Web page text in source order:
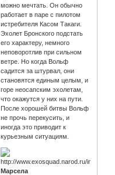
можно мечтать. Он обычно
работает в паре с пилотом
истребителя Касом Такаги.
Эхолет Бронского подстать
его характеру, немного
неповоротлив при сильном
ветре. Но когда Вольф
садится за штурвал, они
становятся единым целым, и
горе неосапским эхолетам,
что окажутся у них на пути.
После хорошей битвы Вольф
не прочь перекусить, и
иногда это приводит к
курьезным ситуациям.
Марсела